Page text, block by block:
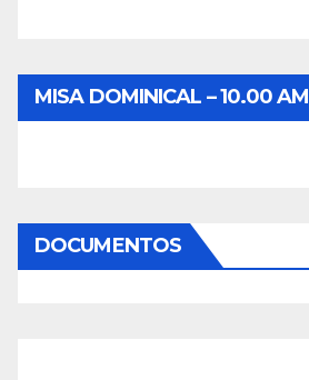
MISA DOMINICAL – 10.00 AM
DOCUMENTOS